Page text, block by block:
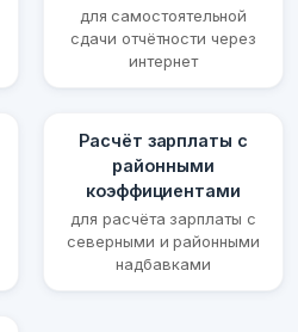
для самостоятельной
сдачи отчётности через
интернет
Расчёт зарплаты с
районными
коэффициентами
для расчёта зарплаты с
северными и районными
надбавками